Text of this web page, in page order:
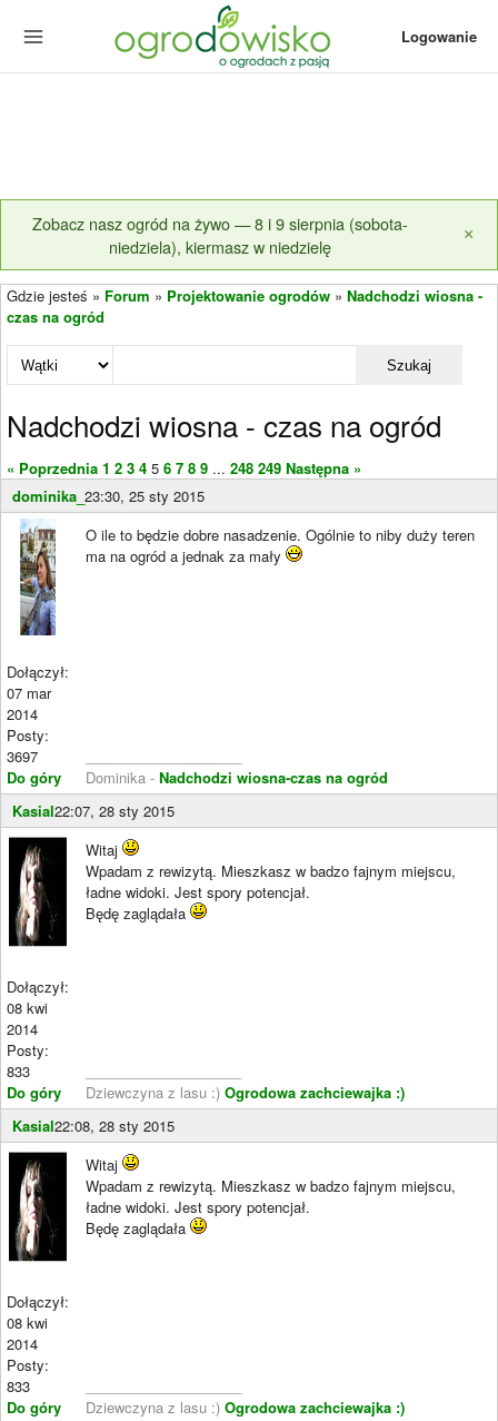
Logowanie
Zobacz nasz ogród na żywo — 8 i 9 sierpnia (sobota-
niedziela), kiermasz w niedzielę
×
Gdzie jesteś » Forum » Projektowanie ogrodów » Nadchodzi wiosna -
czas na ogród
Szukaj
Nadchodzi wiosna - czas na ogród
« Poprzednia 1 2 3 4 5 6 7 8 9 ... 248 249 Następna »
dominika_ 23:30, 25 sty 2015
Dołączył:
07 mar
2014
Posty:
3697
Do góry
O ile to będzie dobre nasadzenie. Ogólnie to niby duży teren
ma na ogród a jednak za mały
Dominika - Nadchodzi wiosna-czas na ogród
Kasial22:07, 28 sty 2015
Dołączył:
08 kwi
2014
Posty:
833
Do góry
Witaj
Wpadam z rewizytą. Mieszkasz w badzo fajnym miejscu,
ładne widoki. Jest spory potencjał.
Będę zaglądała
Dziewczyna z lasu :) Ogrodowa zachciewajka :)
Kasial22:08, 28 sty 2015
Dołączył:
08 kwi
2014
Posty:
833
Do góry
Witaj
Wpadam z rewizytą. Mieszkasz w badzo fajnym miejscu,
ładne widoki. Jest spory potencjał.
Będę zaglądała
Dziewczyna z lasu :) Ogrodowa zachciewajka :)